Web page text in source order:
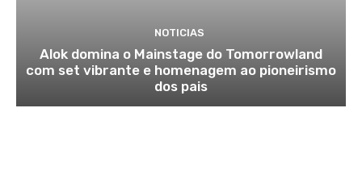
NOTICIAS
Alok domina o Mainstage do Tomorrowland
com set vibrante e homenagem ao pioneirismo
dos pais